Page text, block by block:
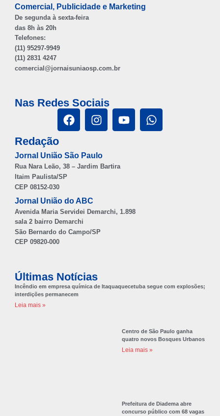
Comercial, Publicidade e Marketing
De segunda à sexta-feira
das 8h às 20h
Telefones:
(11) 95297-9949
(11) 2831 4247
comercial@jornaisuniaosp.com.br
Nas Redes Sociais
Redação
Jornal União São Paulo
Rua Nara Leão, 38 – Jardim Bartira
Itaim Paulista/SP
CEP 08152-030
Jornal União do ABC
Avenida Maria Servidei Demarchi, 1.898
sala 2 bairro Demarchi
São Bernardo do Campo/SP
CEP 09820-000
Últimas Notícias
Incêndio em empresa química de Itaquaquecetuba segue com explosões;
interdições permanecem
Leia mais »
Centro de São Paulo ganha
quatro novos Bosques Urbanos
Leia mais »
Prefeitura de Diadema abre
concurso público com 68 vagas